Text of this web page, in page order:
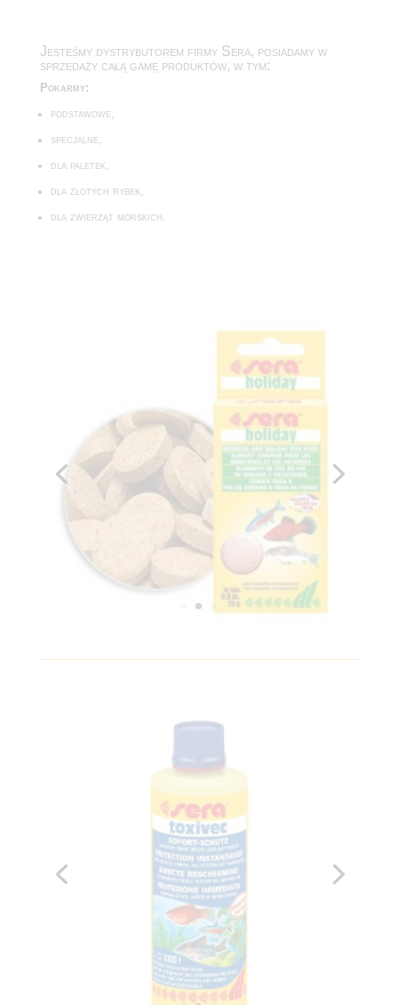
Jesteśmy dystrybutorem firmy Sera, posiadamy w
sprzedaży całą gamę produktów, w tym:
Pokarmy:
podstawowe,
specjalne,
dla paletek,
dla złotych rybek,
dla zwierząt morskich.